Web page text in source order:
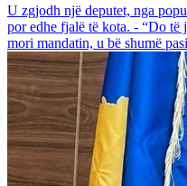
U zgjodh një deputet, nga
por edhe fjalë të kota. - “Do
mori mandatin, u bë shumë